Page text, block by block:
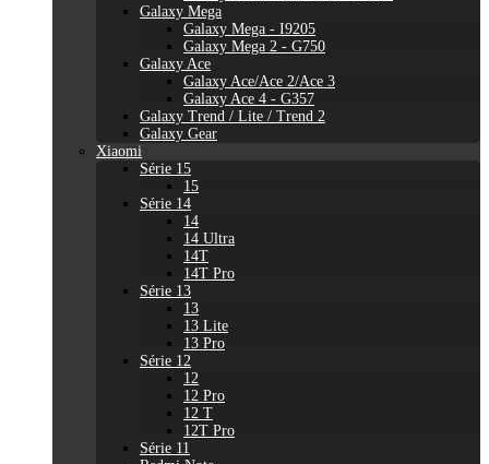
Galaxy Mega
Galaxy Mega - I9205
Galaxy Mega 2 - G750
Galaxy Ace
Galaxy Ace/Ace 2/Ace 3
Galaxy Ace 4 - G357
Galaxy Trend / Lite / Trend 2
Galaxy Gear
Xiaomi
Série 15
15
Série 14
14
14 Ultra
14T
14T Pro
Série 13
13
13 Lite
13 Pro
Série 12
12
12 Pro
12 T
12T Pro
Série 11